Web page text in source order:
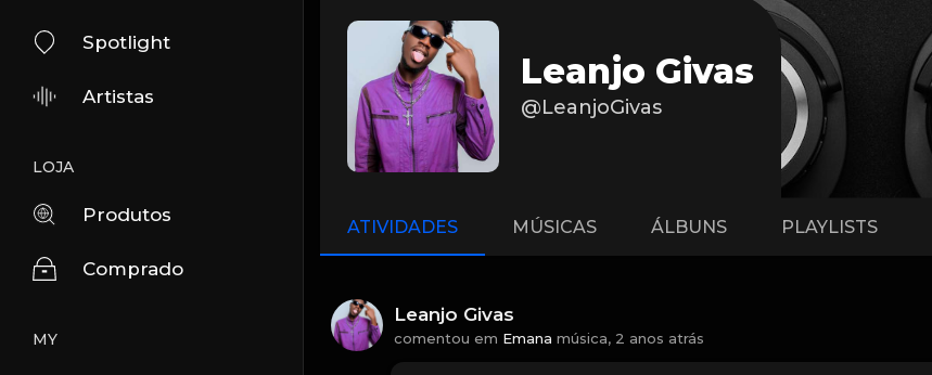
Spotlight
Artistas
LOJA
Produtos
Comprado
MY
Leanjo Givas
@LeanjoGivas
ATIVIDADES MÚSICAS ÁLBUNS PLAYLISTS
Leanjo Givas
comentou em Emana música, 2 anos atrás